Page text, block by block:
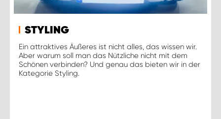
STYLING
Ein attraktives Äußeres ist nicht alles, das wissen wir.
Aber warum soll man das Nützliche nicht mit dem
Schönen verbinden? Und genau das bieten wir in der
Kategorie Styling.